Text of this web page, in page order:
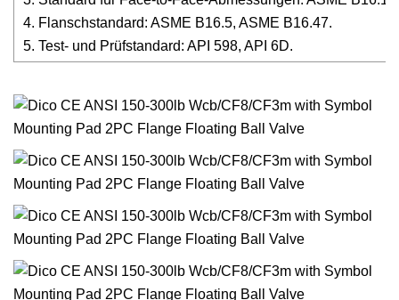
4. Flanschstandard: ASME B16.5, ASME B16.47.
5. Test- und Prüfstandard: API 598, API 6D.